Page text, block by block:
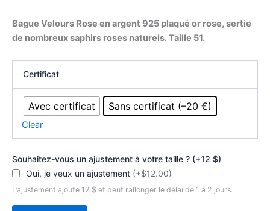
$47.00
through
Bague Velours Rose en argent 925 plaqué or rose, sertie
de nombreux saphirs roses naturels. Taille 51.
Certificat
Avec certificat Sans certificat (–20 €)
Clear
Souhaitez-vous un ajustement à votre taille ? (+12 $)
Oui, je veux un ajustement (+$12.00)
L’ajustement ajoute 12 $ et peut rallonger le délai de 1 à 2 jours.